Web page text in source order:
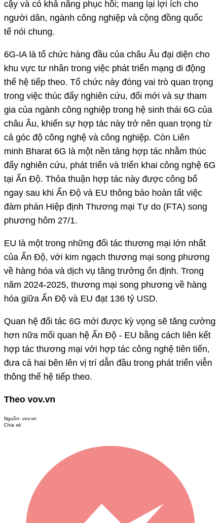
cậy và có khả năng phục hồi; mang lại lợi ích cho
người dân, ngành công nghiệp và cộng đồng quốc
tế nói chung.
6G-IA là tổ chức hàng đầu của châu Âu đại diện cho
khu vực tư nhân trong việc phát triển mạng di động
thế hệ tiếp theo. Tổ chức này đóng vai trò quan trọng
trong việc thúc đẩy nghiên cứu, đổi mới và sự tham
gia của ngành công nghiệp trong hệ sinh thái 6G của
châu Âu, khiến sự hợp tác này trở nên quan trọng từ
cả góc độ công nghệ và công nghiệp. Còn Liên
minh Bharat 6G là một nền tảng hợp tác nhằm thúc
đẩy nghiên cứu, phát triển và triển khai công nghệ 6G
tại Ấn Độ. Thỏa thuận hợp tác này được công bố
ngay sau khi Ấn Độ và EU thông báo hoàn tất việc
đàm phán Hiệp định Thương mại Tự do (FTA) song
phương hôm 27/1.
EU là một trong những đối tác thương mại lớn nhất
của Ấn Độ, với kim ngạch thương mại song phương
về hàng hóa và dịch vụ tăng trưởng ổn định. Trong
năm 2024-2025, thương mại song phương về hàng
hóa giữa Ấn Độ và EU đạt 136 tỷ USD.
Quan hệ đối tác 6G mới được kỳ vọng sẽ tăng cường
hơn nữa mối quan hệ Ấn Độ - EU bằng cách liên kết
hợp tác thương mại với hợp tác công nghệ tiên tiến,
đưa cả hai bên lên vị trí dẫn đầu trong phát triển viễn
thông thế hệ tiếp theo.
Theo vov.vn
Nguồn: vov.vn
Chia sẻ